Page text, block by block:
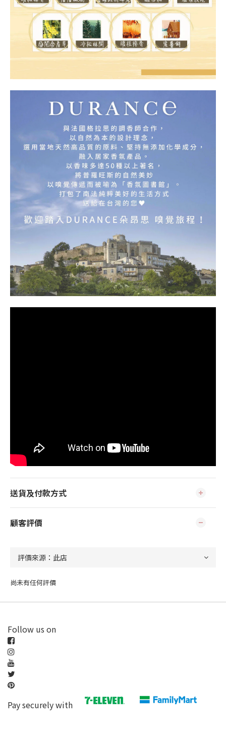
送貨及付款方式
顧客評價
尚未有任何評價
Follow us on
Pay securely with